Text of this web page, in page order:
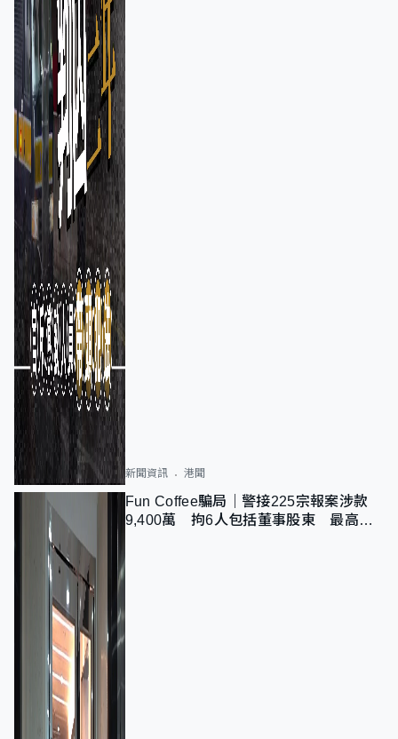
新聞資訊 港聞
Fun Coffee騙局｜警接225宗報案涉款
9,400萬 拘6人包括董事股東 最高金